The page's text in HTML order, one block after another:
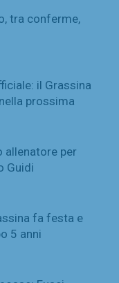
tra conferme,
il Grassina
prossima
allenatore per
Guidi
fa festa e
5 anni